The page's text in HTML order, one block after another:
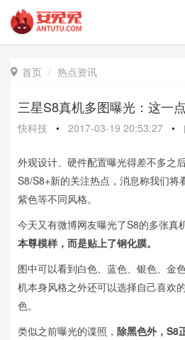
 首页 热点资讯
三星S8真机多图曝光：这一
快科技 • 2017-03-19 20:53:27 •
外观设计、硬件配置曝光得差不多之
S8/S8+新的关注热点，消息称我们将
紫色等不同风格。
今天又有微博网友曝光了S8的多张真
本尊模样，而是贴上了钢化膜。
图中可以看到白色、蓝色、银色、金
机本身风格之外还可以选择自己喜欢
色。
类似之前曝光的谍照， 除黑色外，S8